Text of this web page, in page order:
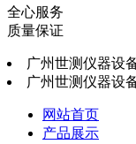
全心服务
质量保证
广州世测仪器设
广州世测仪器设
网站首页
产品展示